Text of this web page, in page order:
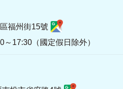
福州街15號
17:30（國定假日除外）